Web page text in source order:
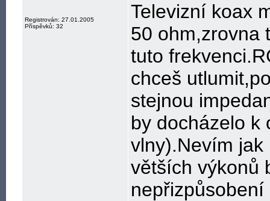
Registrován: 27.01.2005
Příspěvků: 32
Televizní koax
50 ohm,zrovna
tuto
chceš
stejnou
by docházelo k
vlny).Nevím jak
větších výkonů